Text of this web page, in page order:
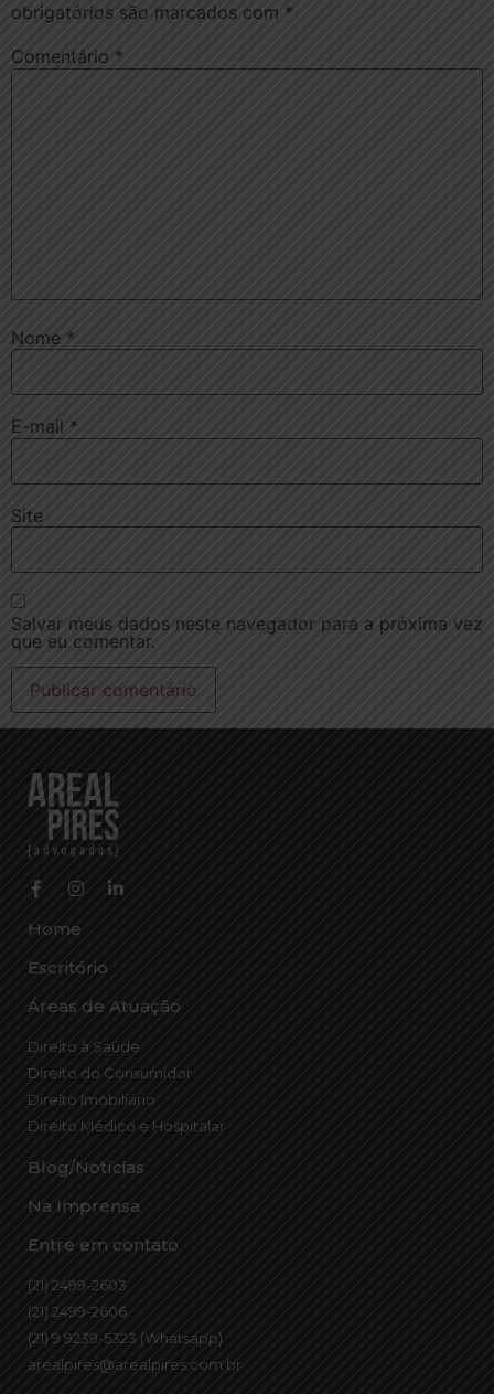
obrigatórios são marcados com *
Comentário *
Nome *
E-mail *
Site
Salvar meus dados neste navegador para a próxima vez
que eu comentar.
Home
Escritório
Áreas de Atuação
Direito à Saúde
Direito do Consumidor
Direito Imobiliário
Direito Médico e Hospitalar
Blog/Notícias
Na Imprensa
Entre em contato
(21) 2499-2603
(21) 2499-2606
(21) 9 9239-5323 (Whatsapp)
arealpires@arealpires.com.br